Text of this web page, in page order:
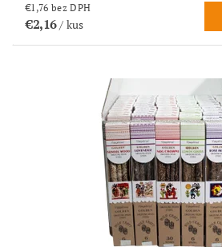
€1,76 bez DPH
€2,16/ kus